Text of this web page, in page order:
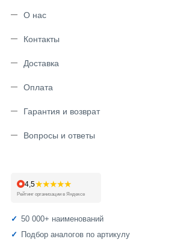
О нас
Контакты
Доставка
Оплата
Гарантия и возврат
Вопросы и ответы
4,5★★★★★
Рейтинг организации в Яндексе
50 000+ наименований
Подбор аналогов по артикулу